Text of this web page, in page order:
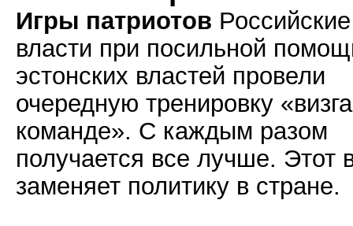
Игры патриотов Российские
власти при посильной
эстонских властей провели
очередную тренировку
команде». С каждым разом
получается все лучше. Этот
заменяет политику в стране.